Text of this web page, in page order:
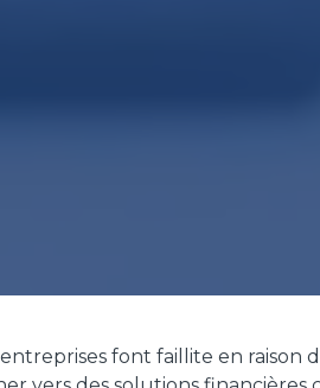
font faillite en raison